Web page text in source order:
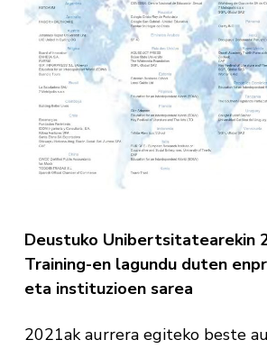
Deustuko Unibertsitatearekin
Training-en lagundu duten
eta instituzioen sarea
2021ak aurrera egiteko beste